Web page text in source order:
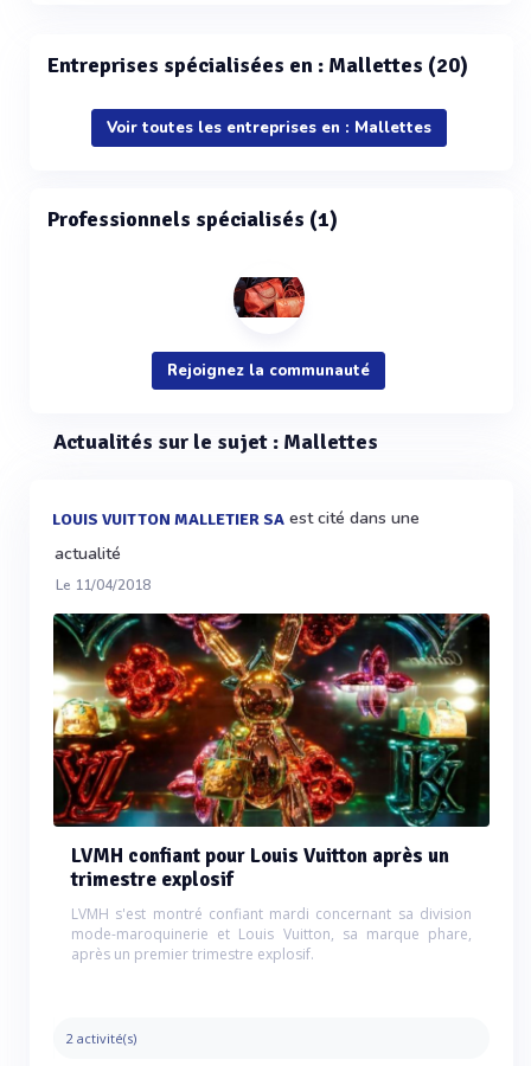
Entreprises spécialisées en : Mallettes (20)
Voir toutes les entreprises en : Mallettes
Professionnels spécialisés (1)
Rejoignez la communauté
Actualités sur le sujet : Mallettes
LOUIS VUITTON MALLETIER SA est cité dans une
actualité
Le 11/04/2018
LVMH confiant pour Louis Vuitton après un
trimestre explosif
LVMH s'est montré confiant mardi concernant sa division
mode-maroquinerie et Louis Vuitton, sa marque phare,
après un premier trimestre explosif.
2 activité(s)